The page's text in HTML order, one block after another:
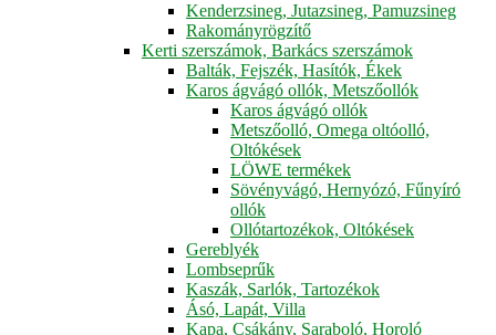
Kenderzsineg, Jutazsineg, Pamuzsineg
Rakományrögzítő
Kerti szerszámok, Barkács szerszámok
Balták, Fejszék, Hasítók, Ékek
Karos ágvágó ollók, Metszőollók
Karos ágvágó ollók
Metszőolló, Omega oltóolló,
Oltókések
LÖWE termékek
Sövényvágó, Hernyózó, Fűnyíró
ollók
Ollótartozékok, Oltókések
Gereblyék
Lombseprűk
Kaszák, Sarlók, Tartozékok
Ásó, Lapát, Villa
Kapa, Csákány, Saraboló, Horoló